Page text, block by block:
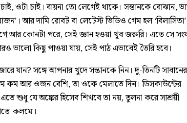
ওটা চাই। বায়না তো লেগেই থাকে। সন্তানকে বোঝান,
আর দামি রোবট বা লেটেস্ট ভিডিও গেম হল ‘বিলাসিতা’
আর কোনটা পরে, সেই জ্ঞান হওয়া খুব জরুরি। এতে সে
ভালো কিছু পাওয়া যায়, সেই পাঠ এভাবেই তৈরি হবে।
যান? সঙ্গে আপনার খুদে সন্তানকে নিন। দু-তিনটি সাবানের
কম আর ওজন বেশি, তা ওকে মেলাতে দিন। ডিসকাউন্টের
শুধু যে অঙ্কের হিসেব শিখবে তা নয়, তুলনা করে সাশ্রয়ী
কলমে।